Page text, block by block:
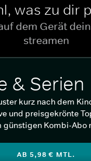
was zu dir
dem Gerät
streamen
& Serien
kurz nach dem
und preisgekrönte
günstigen Kombi-Abo
AB 5,98 € MTL.